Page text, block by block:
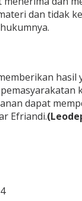
dan tidak
dapat
Efriandi.